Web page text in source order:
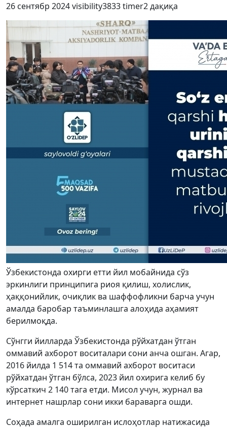
26 сентябр 2024visibility3833timer2 дақиқа
Ўзбекистонда охирги етти йил мобайнида сўз
эркинлиги принципига риоя қилиш, холислик,
ҳаққонийлик, очиқлик ва шаффофликни барча учун
амалда баробар таъминлашга алоҳида аҳамият
берилмоқда.
Сўнгги йилларда Ўзбекистонда рўйхатдан ўтган
оммавий ахборот воситалари сони анча ошган. Агар,
2016 йилда 1 514 та оммавий ахборот воситаси
рўйхатдан ўтган бўлса, 2023 йил охирига келиб бу
кўрсаткич 2 140 тага етди. Мисол учун, журнал ва
интернет нашрлар сони икки бараварга ошди.
Соҳада амалга оширилган ислоҳотлар натижасида